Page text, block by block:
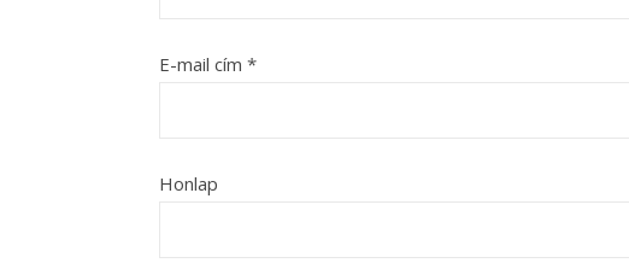
E-mail cím *
Honlap